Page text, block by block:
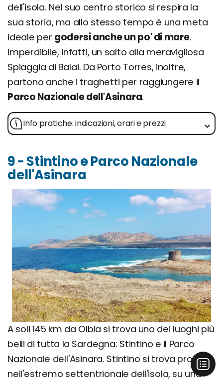
dell'isola. Nel suo centro storico si respira la
sua storia, ma allo stesso tempo è una meta
ideale per godersi anche un po' di mare.
Imperdibile, infatti, un salto alla meravigliosa
Spiaggia di Balai. Da Porto Torres, inoltre,
partono anche i traghetti per raggiungere il
Parco Nazionale dell'Asinara.
Info pratiche: indicazioni, orari e prezzi
9 - Stintino e Parco Nazionale
dell'Asinara
A soli 145 km da Olbia si trova uno dei luoghi più
belli di tutta la Sardegna: Stintino e il Parco
Nazionale dell'Asinara. Stintino si trova proprio
nell'estremo settentrionale dell'isola, su una